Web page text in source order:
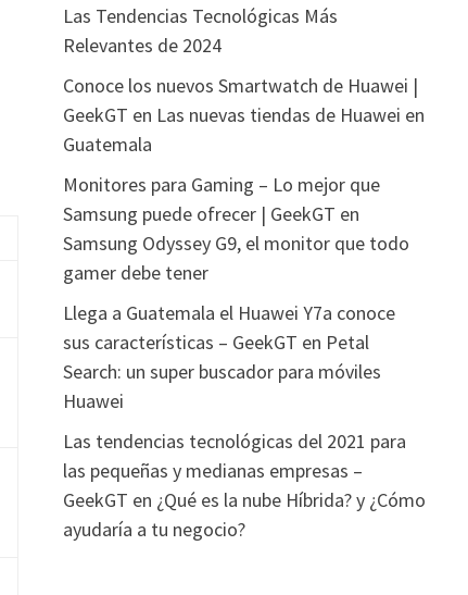
Las Tendencias Tecnológicas Más
Relevantes de 2024
Conoce los nuevos Smartwatch de Huawei |
GeekGT en Las nuevas tiendas de Huawei en
Guatemala
Monitores para Gaming – Lo mejor que
Samsung puede ofrecer | GeekGT en
Samsung Odyssey G9, el monitor que todo
gamer debe tener
Llega a Guatemala el Huawei Y7a conoce
sus características – GeekGT en Petal
Search: un super buscador para móviles
Huawei
Las tendencias tecnológicas del 2021 para
las pequeñas y medianas empresas –
GeekGT en ¿Qué es la nube Híbrida? y ¿Cómo
ayudaría a tu negocio?